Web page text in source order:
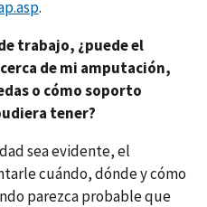
.
trabajo, ¿puede el
de mi amputación,
o cómo soporto
tener?
sea evidente, el
cuándo, dónde y cómo
parezca probable que